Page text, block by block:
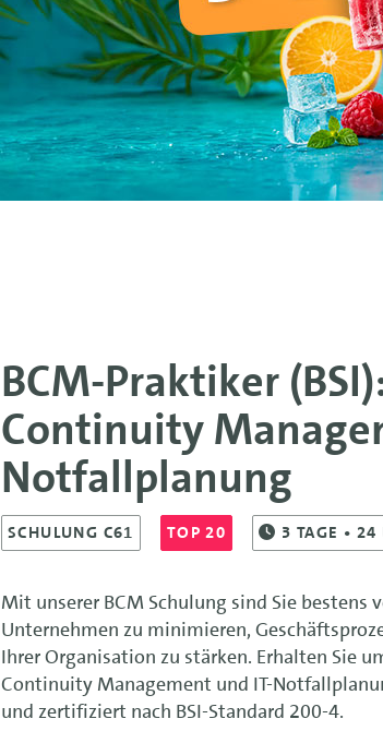
BCM-Praktiker
Continuity
Notfallplanung
SCHULUNG C61 TOP 20 3 TAGE • 24
Mit unserer BCM Schulung sind Sie bestens
Unternehmen zu minimieren,
Ihrer Organisation zu stärken. Erhalten Sie
Continuity Management und IT-
und zertifiziert nach BSI-Standard 200-4.